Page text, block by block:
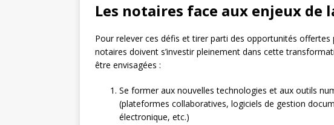
Les notaires face aux enjeux
Pour relever ces défis et tirer parti des opportunités
notaires doivent s’investir pleinement dans cette
être envisagées :
Se former aux nouvelles technologies et aux outils
(plateformes collaboratives, logiciels de gestion
électronique, etc.)